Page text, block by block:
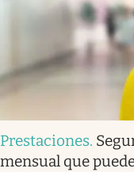
Prestaciones.
mensual que